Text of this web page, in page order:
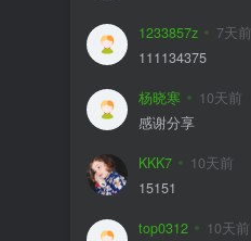
1233857z 7天前
111134375
杨晓寒 10天前
感谢分享
KKK7 10天前
15151
top0312 10天前